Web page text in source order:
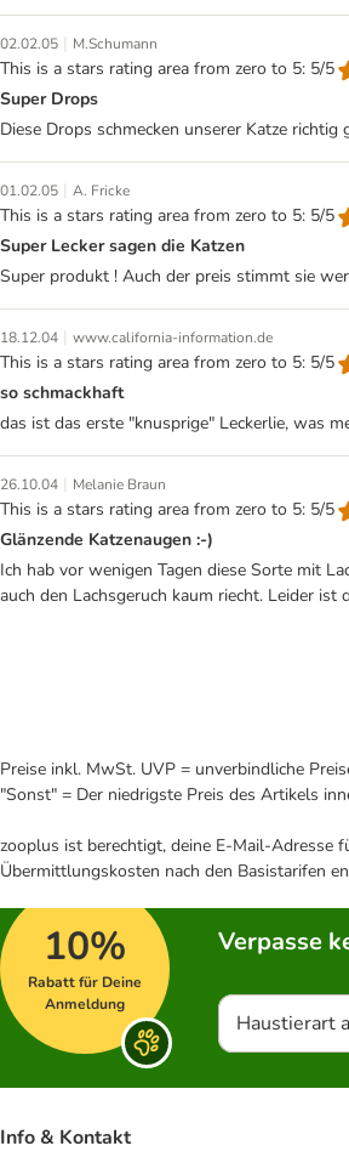
02.02.05 | M.Schumann
This is a stars rating area from zero to 5: 5/5
Super Drops
Diese Drops schmecken unserer Katze
01.02.05 | A. Fricke
This is a stars rating area from zero to 5: 5/5
Super Lecker sagen die Katzen
Super produkt ! Auch der preis stimmt sie
18.12.04 | www.california-information.de
This is a stars rating area from zero to 5: 5/5
so schmackhaft
das ist das erste "knusprige" Leckerlie, was
26.10.04 | Melanie Braun
This is a stars rating area from zero to 5: 5/5
Glänzende Katzenaugen :-)
Ich hab vor wenigen Tagen diese Sorte mit
auch den Lachsgeruch kaum riecht. Leider
Preise inkl. MwSt. UVP = unverbindliche
"Sonst" = Der niedrigste Preis des Artikels
zooplus ist berechtigt, deine E-Mail-Adresse
Übermittlungskosten nach den Basistarifen
10%
Rabatt für Deine
Anmeldung
Verpasse
Haustierart
Info & Kontakt